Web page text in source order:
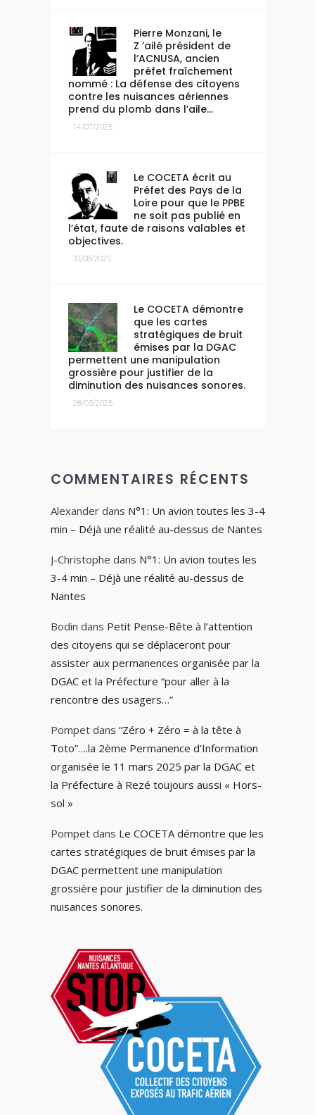
Pierre Monzani, le
Z ’ailé président de
l’ACNUSA, ancien
préfet fraîchement
nommé : La défense des citoyens
contre les nuisances aériennes
prend du plomb dans l’aile…
14/07/2025
Le COCETA écrit au
Préfet des Pays de la
Loire pour que le PPBE
ne soit pas publié en
l’état, faute de raisons valables et
objectives.
31/08/2025
Le COCETA démontre
que les cartes
stratégiques de bruit
émises par la DGAC
permettent une manipulation
grossière pour justifier de la
diminution des nuisances sonores.
28/03/2025
COMMENTAIRES RÉCENTS
Alexanderdans N°1: Un avion toutes les 3-4
min – Déjà une réalité au-dessus de Nantes
J-Christophe dans N°1: Un avion toutes les
3-4 min – Déjà une réalité au-dessus de
Nantes
Bodin dans Petit Pense-Bête à l’attention
des citoyens qui se déplaceront pour
assister aux permanences organisée par la
DGAC et la Préfecture “pour aller à la
rencontre des usagers…”
Pompetdans “Zéro + Zéro = à la tête à
Toto”….la 2ème Permanence d’Information
organisée le 11 mars 2025 par la DGAC et
la Préfecture à Rezé toujours aussi « Hors-
sol »
Pompetdans Le COCETA démontre que les
cartes stratégiques de bruit émises par la
DGAC permettent une manipulation
grossière pour justifier de la diminution des
nuisances sonores.